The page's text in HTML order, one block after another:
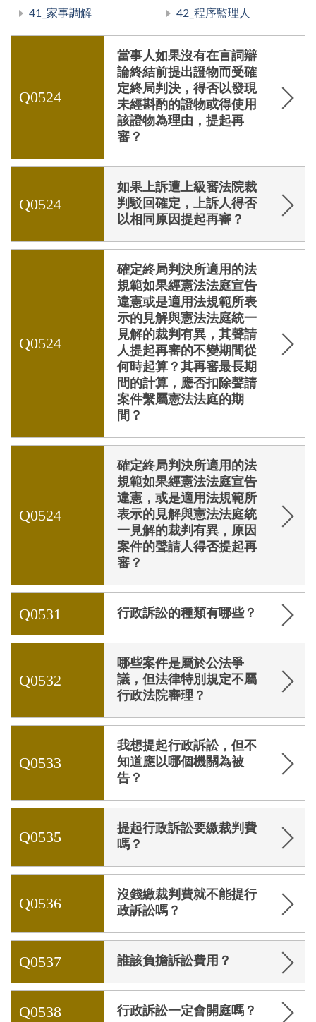
41_家事調解 42_程序監理人
Q0524
當事人如果沒有在言詞辯
論終結前提出證物而受確
定終局判決，得否以發現
未經斟酌的證物或得使用
該證物為理由，提起再
審？
Q0524
如果上訴遭上級審法院裁
判駁回確定，上訴人得否
以相同原因提起再審？
Q0524
確定終局判決所適用的法
規範如果經憲法法庭宣告
違憲或是適用法規範所表
示的見解與憲法法庭統一
見解的裁判有異，其聲請
人提起再審的不變期間從
何時起算？其再審最長期
間的計算，應否扣除聲請
案件繫屬憲法法庭的期
間？
Q0524
確定終局判決所適用的法
規範如果經憲法法庭宣告
違憲，或是適用法規範所
表示的見解與憲法法庭統
一見解的裁判有異，原因
案件的聲請人得否提起再
審？
Q0531 行政訴訟的種類有哪些？
Q0532
哪些案件是屬於公法爭
議，但法律特別規定不屬
行政法院審理？
Q0533
我想提起行政訴訟，但不
知道應以哪個機關為被
告？
Q0535
提起行政訴訟要繳裁判費
嗎？
Q0536
沒錢繳裁判費就不能提行
政訴訟嗎？
Q0537 誰該負擔訴訟費用？
Q0538 行政訴訟一定會開庭嗎？